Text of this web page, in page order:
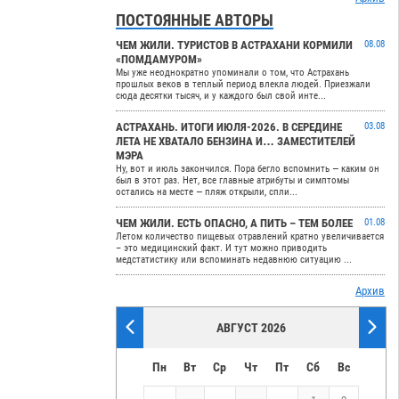
ПОСТОЯННЫЕ АВТОРЫ
ЧЕМ ЖИЛИ. ТУРИСТОВ В АСТРАХАНИ КОРМИЛИ
«ПОМДАМУРОМ»
08.08
Мы уже неоднократно упоминали о том, что Астрахань
прошлых веков в теплый период влекла людей. Приезжали
сюда десятки тысяч, и у каждого был свой инте...
АСТРАХАНЬ. ИТОГИ ИЮЛЯ-2026. В СЕРЕДИНЕ
ЛЕТА НЕ ХВАТАЛО БЕНЗИНА И… ЗАМЕСТИТЕЛЕЙ
МЭРА
03.08
Ну, вот и июль закончился. Пора бегло вспомнить — каким он
был в этот раз. Нет, все главные атрибуты и симптомы
остались на месте — пляж открыли, спли...
ЧЕМ ЖИЛИ. ЕСТЬ ОПАСНО, А ПИТЬ – ТЕМ БОЛЕЕ
01.08
Летом количество пищевых отравлений кратно увеличивается
– это медицинский факт. И тут можно приводить
медстатистику или вспоминать недавнюю ситуацию ...
Архив
АВГУСТ 2026
Пн Вт Ср Чт Пт Сб Вс